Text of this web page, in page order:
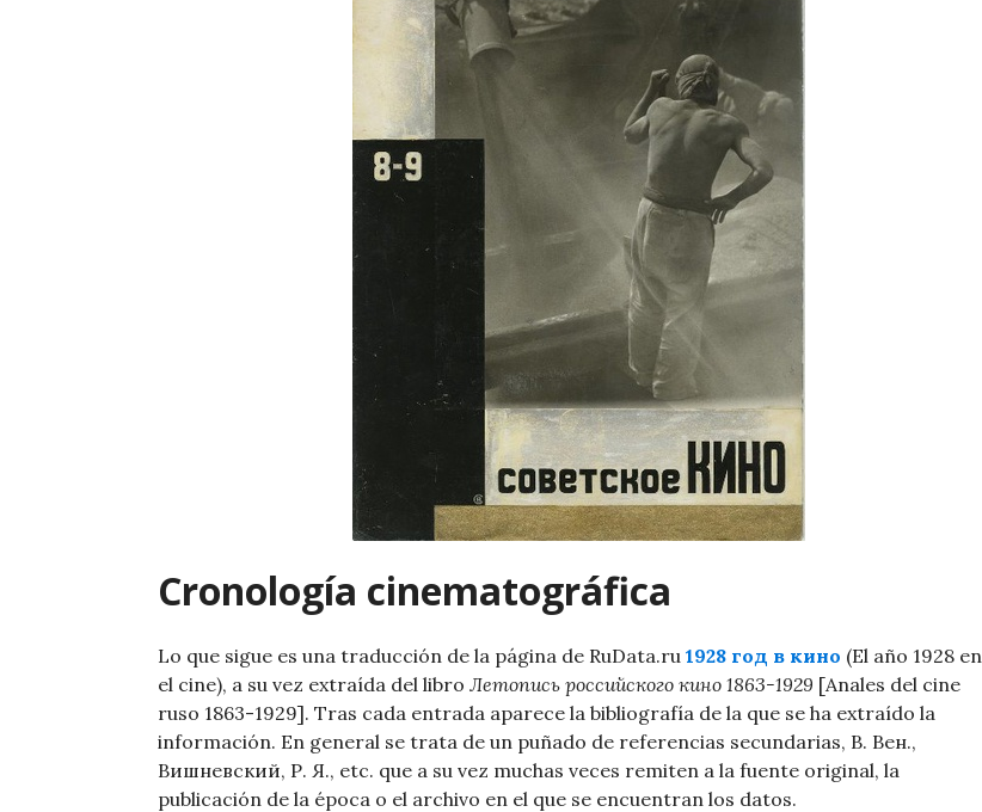
Cronología cinematográfica
Lo que sigue es una traducción de la página de RuData.ru 1928 год в кино (El año 1928 en
el cine), a su vez extraída del libro Летопись российского кино 1863-1929 [Anales del cine
ruso 1863-1929]. Tras cada entrada aparece la bibliografía de la que se ha extraído la
información. En general se trata de un puñado de referencias secundarias, В. Вен.,
Вишневский, Р. Я., etc. que a su vez muchas veces remiten a la fuente original, la
publicación de la época o el archivo en el que se encuentran los datos.